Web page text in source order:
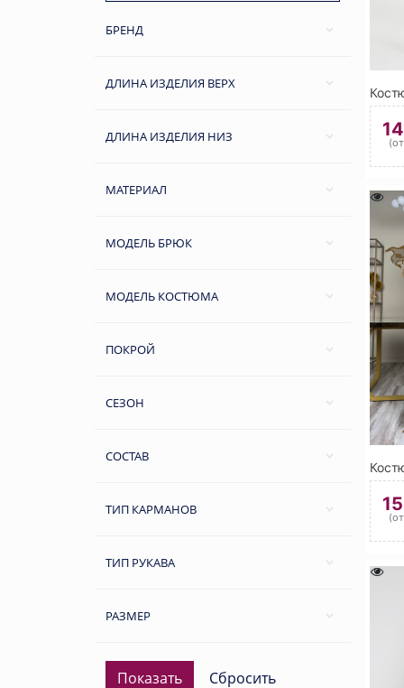
БРЕНД
ДЛИНА ИЗДЕЛИЯ ВЕРХ
ДЛИНА ИЗДЕЛИЯ НИЗ
МАТЕРИАЛ
МОДЕЛЬ БРЮК
МОДЕЛЬ КОСТЮМА
ПОКРОЙ
СЕЗОН
СОСТАВ
ТИП КАРМАНОВ
ТИП РУКАВА
РАЗМЕР